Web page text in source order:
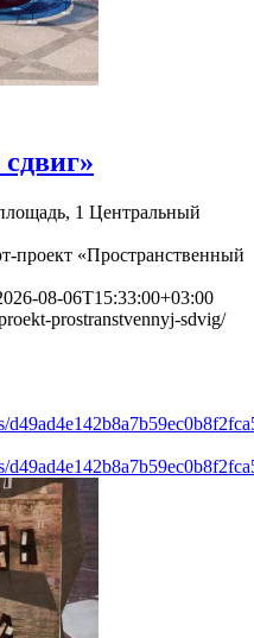
1 Центральный
проект «Пространственный
08-06T15:33:00+03:00
prostranstvennyj-sdvig/